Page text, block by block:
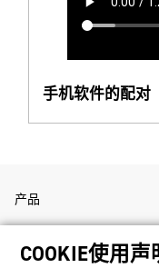
手机软件的配对
产品
客户支持
COOKIE使用声